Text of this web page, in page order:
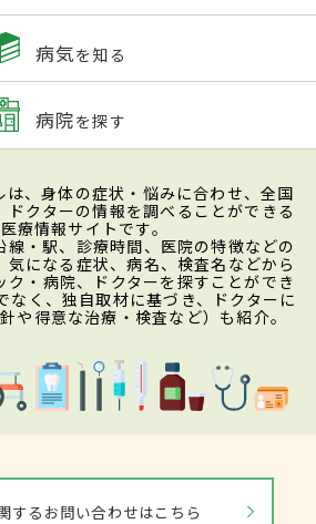
病気を知る
病院を探す
は、身体の症状・悩みに合わせ、全国
ドクターの情報を調べることができる
療情報サイトです。
線・駅、診療時間、医院の特徴などの
になる症状、病名、検査名などから
ク・病院、ドクターを探すことができ
なく、独自取材に基づき、ドクターに
や得意な治療・検査など）も紹介。
するお問い合わせはこちら